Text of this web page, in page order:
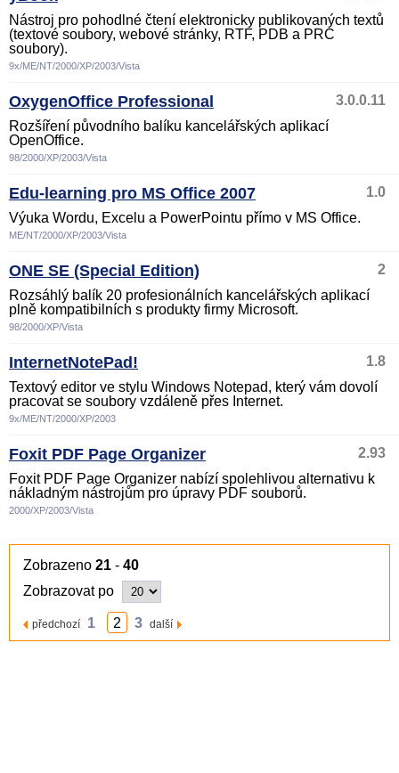
Nástroj pro pohodlné čtení elektronicky publikovaných textů
(textové soubory, webové stránky, RTF, PDB a PRC
soubory).
9x/ME/NT/2000/XP/2003/Vista
OxygenOffice Professional
3.0.0.11
Rozšíření původního balíku kancelářských aplikací
OpenOffice.
98/2000/XP/2003/Vista
Edu-learning pro MS Office 2007
1.0
Výuka Wordu, Excelu a PowerPointu přímo v MS Office.
ME/NT/2000/XP/2003/Vista
ONE SE (Special Edition)
2
Rozsáhlý balík 20 profesionálních kancelářských aplikací
plně kompatibilních s produkty firmy Microsoft.
98/2000/XP/Vista
InternetNotePad!
1.8
Textový editor ve stylu Windows Notepad, který vám dovolí
pracovat se soubory vzdáleně přes Internet.
9x/ME/NT/2000/XP/2003
Foxit PDF Page Organizer
2.93
Foxit PDF Page Organizer nabízí spolehlivou alternativu k
nákladným nástrojům pro úpravy PDF souborů.
2000/XP/2003/Vista
Zobrazeno 21 - 40
Zobrazovat po
předchozí 1 2 3 další